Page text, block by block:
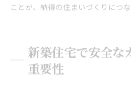
ことが、納得の住まいづくりにつな
新築住宅で安全な
重要性